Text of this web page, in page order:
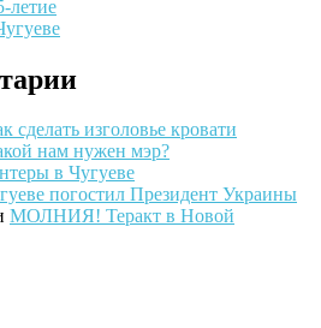
летие
сделать изголовье кровати
нам нужен мэр?
в Чугуеве
погостил Президент Украины
МОЛНИЯ! Теракт в Новой